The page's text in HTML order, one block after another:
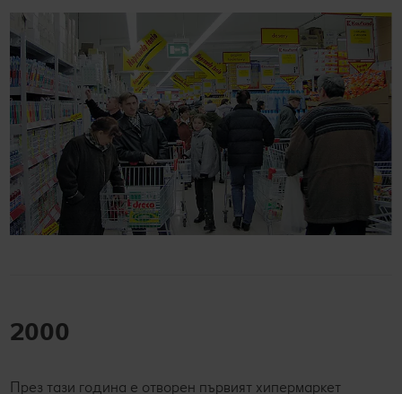
2000
През тази година е отворен първият хипермаркет